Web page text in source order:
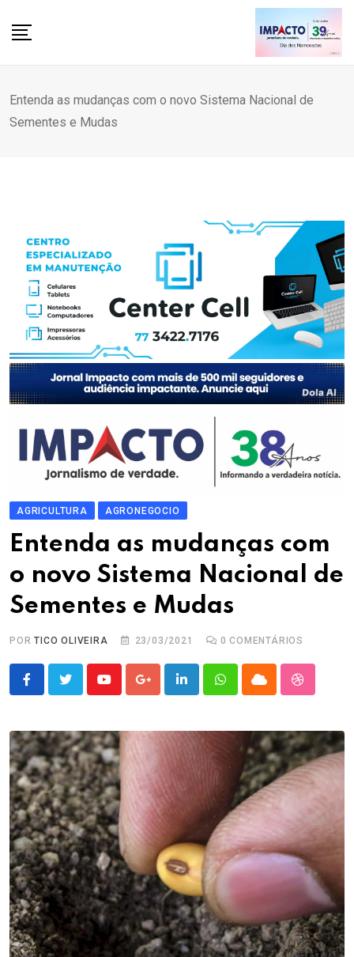
Entenda as mudanças com o novo Sistema Nacional de
Sementes e Mudas
AGRICULTURA AGRONEGOCIO
Entenda as mudanças com
o novo Sistema Nacional de
Sementes e Mudas
PORTICO OLIVEIRA 23/03/2021 0 COMENTÁRIOS
YoutubeGoogle+LinkedInWhatsappCloud